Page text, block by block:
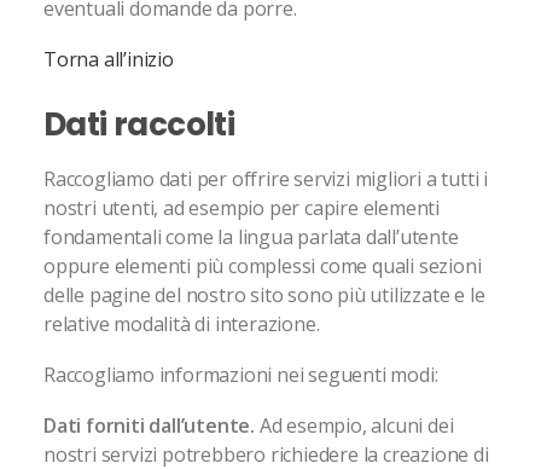
eventuali domande da porre.
Torna all’inizio
Dati raccolti
Raccogliamo dati per offrire servizi migliori a tutti i
nostri utenti, ad esempio per capire elementi
fondamentali come la lingua parlata dall’utente
oppure elementi più complessi come quali sezioni
delle pagine del nostro sito sono più utilizzate e le
relative modalità di interazione.
Raccogliamo informazioni nei seguenti modi:
Dati forniti dall’utente. Ad esempio, alcuni dei
nostri servizi potrebbero richiedere la creazione di